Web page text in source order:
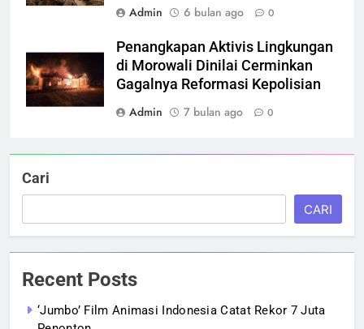
Admin
6 bulan ago 0
Penangkapan Aktivis Lingkungan
di Morowali Dinilai Cerminkan
Gagalnya Reformasi Kepolisian
Admin
7 bulan ago 0
Cari
CARI
Recent Posts
‘Jumbo’ Film Animasi Indonesia Catat Rekor 7 Juta